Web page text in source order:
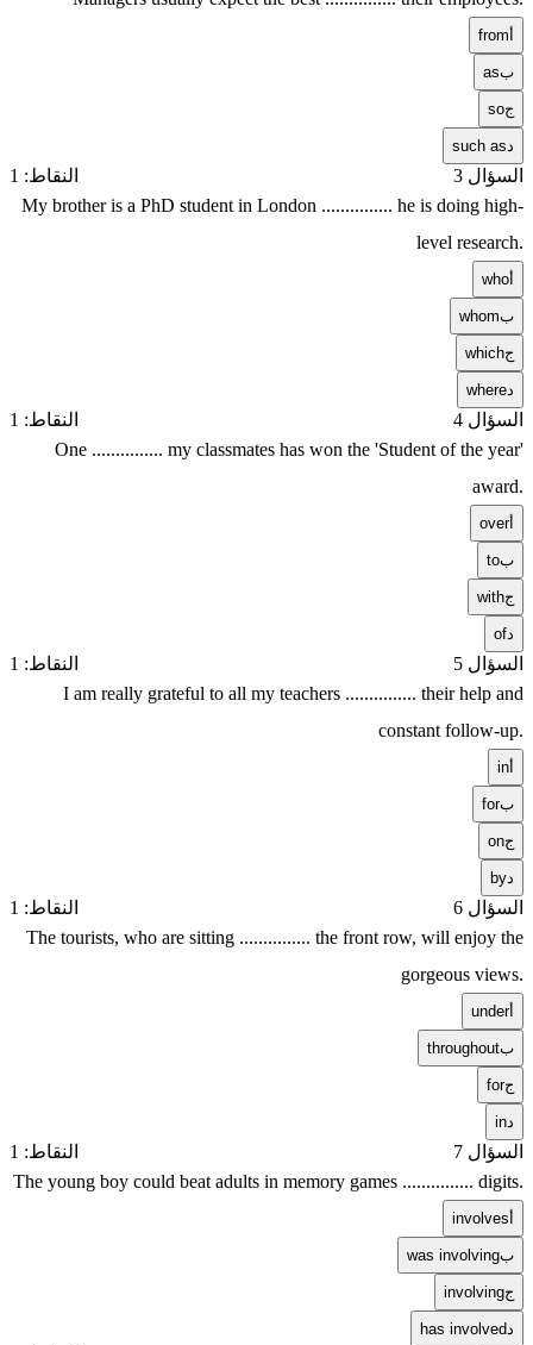
from
بas
جso
such as
السؤال 3
النقاط: 1
My brother is a PhD student in London ............... he is doing high-
level research.
who
بwhom
جwhich
where
السؤال 4
النقاط: 1
One ............... my classmates has won the 'Student of the year'
award.
over
بto
جwith
of
السؤال 5
النقاط: 1
I am really grateful to all my teachers ............... their help and
constant follow-up.
in
بfor
جon
by
السؤال 6
النقاط: 1
The tourists, who are sitting ............... the front row, will enjoy the
gorgeous views.
under
بthroughout
جfor
in
السؤال 7
النقاط: 1
The young boy could beat adults in memory games ............... digits.
involves
بwas involving
جinvolving
has involved